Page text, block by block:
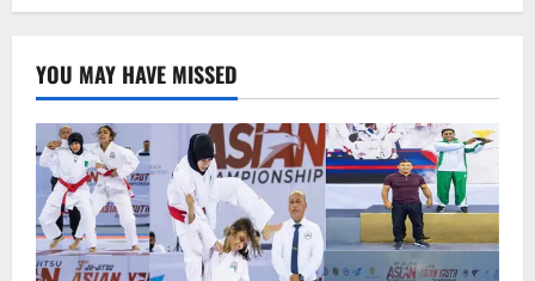
فیصل
شہزاد
نے
عہدے
کا
چارج
سنبھال
لیا
YOU MAY HAVE MISSED